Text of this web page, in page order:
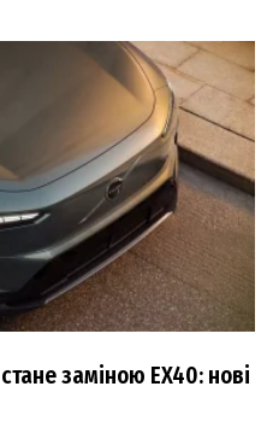
заміною EX40: нові